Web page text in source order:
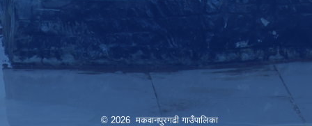
© 2026 मकवानपुरगढी गाउँपालिका